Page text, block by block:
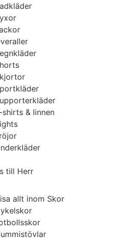
shirts & linnen
till Herr
allt inom Skor